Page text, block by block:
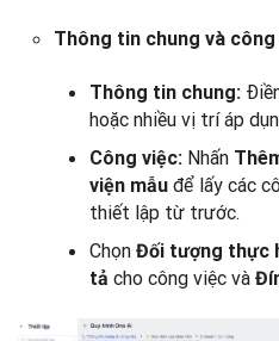
Thông tin chung và
Thông tin chung:
hoặc nhiều vị trí áp
Công việc: Nhấn
viện mẫu để lấy các
thiết lập từ trước.
Chọn Đối tượng thực
tả cho công việc và